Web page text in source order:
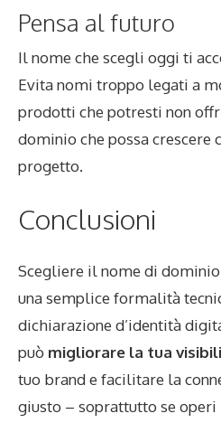
Pensa al futuro
Il nome che scegli oggi ti
Evita nomi troppo legati a
prodotti che potresti non
dominio che possa crescere
progetto.
Conclusioni
Scegliere il nome di
una semplice formalità
dichiarazione d’identità
può migliorare la tua
tuo brand e facilitare la
giusto – soprattutto se operi